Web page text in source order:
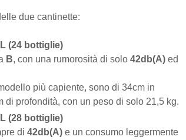
due cantinette:
(24 bottiglie)
B, con una rumorosità di solo 42db(A) ed
più capiente, sono di 34cm in
di profondità, con un peso di solo 21,5 kg.
(28 bottiglie)
di 42db(A) e un consumo leggermente